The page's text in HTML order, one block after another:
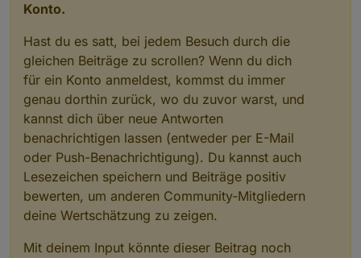
Konto.
Hast du es satt, bei jedem Besuch durch die
gleichen Beiträge zu scrollen? Wenn du dich
für ein Konto anmeldest, kommst du immer
genau dorthin zurück, wo du zuvor warst, und
kannst dich über neue Antworten
benachrichtigen lassen (entweder per E-Mail
oder Push-Benachrichtigung). Du kannst auch
Lesezeichen speichern und Beiträge positiv
bewerten, um anderen Community-Mitgliedern
deine Wertschätzung zu zeigen.
Mit deinem Input könnte dieser Beitrag noch